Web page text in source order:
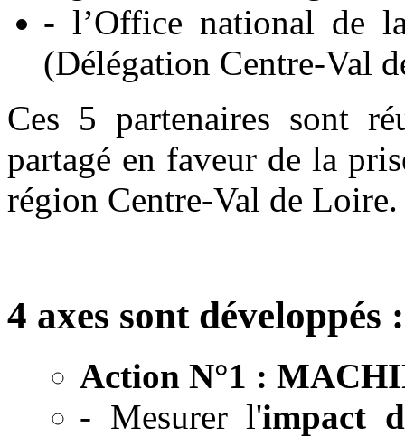
- l’Office national de
(Délégation Centre-Val
Ces 5 partenaires sont
partagé en faveur de la
région Centre-Val de Loire.
4 axes sont développés :
Action N°1 :
- Mesurer l'impact